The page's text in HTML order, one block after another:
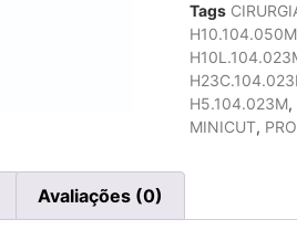
Tags
H10.104.050M
H5.104.023M,
MINICUT,
Avaliações (0)